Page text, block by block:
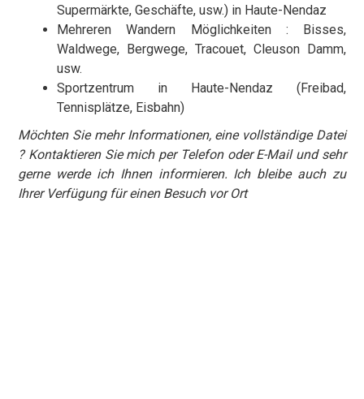
Supermärkte, Geschäfte, usw.) in Haute-Nendaz
Mehreren Wandern Möglichkeiten : Bisses,
Waldwege, Bergwege, Tracouet, Cleuson Damm,
usw.
Sportzentrum in Haute-Nendaz (Freibad,
Tennisplätze, Eisbahn)
Möchten Sie mehr Informationen, eine vollständige Datei
? Kontaktieren Sie mich per Telefon oder E-Mail und sehr
gerne werde ich Ihnen informieren. Ich bleibe auch zu
Ihrer Verfügung für einen Besuch vor Ort